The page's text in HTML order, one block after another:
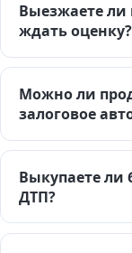
Выезжаете ли
ждать оценку?
Можно ли
залоговое
Выкупаете
ДТП?